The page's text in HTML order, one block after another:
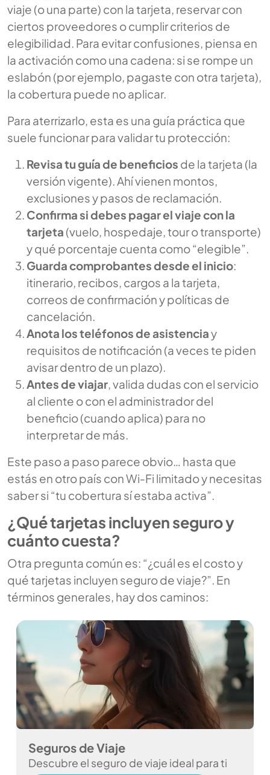
viaje (o una parte) con la tarjeta, reservar con
ciertos proveedores o cumplir criterios de
elegibilidad. Para evitar confusiones, piensa en
la activación como una cadena: si se rompe un
eslabón (por ejemplo, pagaste con otra tarjeta),
la cobertura puede no aplicar.
Para aterrizarlo, esta es una guía práctica que
suele funcionar para validar tu protección:
Revisa tu guía de beneficios de la tarjeta (la
versión vigente). Ahí vienen montos,
exclusiones y pasos de reclamación.
Confirma si debes pagar el viaje con la
tarjeta (vuelo, hospedaje, tour o transporte)
y qué porcentaje cuenta como “elegible”.
Guarda comprobantes desde el inicio:
itinerario, recibos, cargos a la tarjeta,
correos de confirmación y políticas de
cancelación.
Anota los teléfonos de asistenciay
requisitos de notificación (a veces te piden
avisar dentro de un plazo).
Antes de viajar , valida dudas con el servicio
al cliente o con el administrador del
beneficio (cuando aplica) para no
interpretar de más.
Este paso a paso parece obvio… hasta que
estás en otro país con Wi‑Fi limitado y necesitas
saber si “tu cobertura sí estaba activa”.
¿Qué tarjetas incluyen seguro y
cuánto cuesta?
Otra pregunta común es: “¿cuál es el costo y
qué tarjetas incluyen seguro de viaje?”. En
términos generales, hay dos caminos:
Seguros de Viaje
Descubre el seguro de viaje ideal para ti